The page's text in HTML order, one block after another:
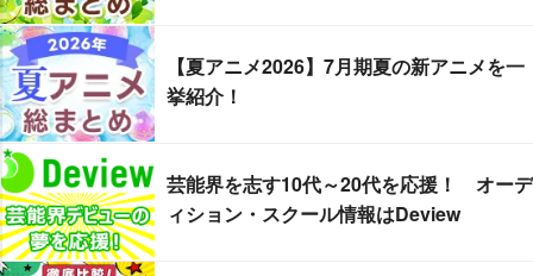
【夏アニメ2026】7月期夏の新アニメを一
挙紹介！
芸能界を志す10代～20代を応援！ オーデ
ィション・スクール情報はDeview